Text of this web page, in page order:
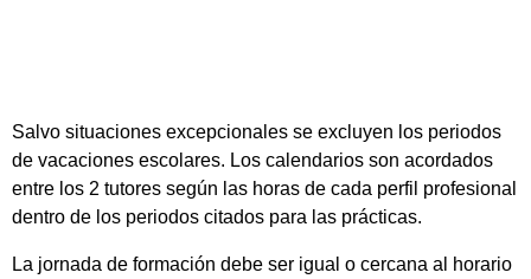
Salvo situaciones excepcionales se excluyen los periodos
de vacaciones escolares. Los calendarios son acordados
entre los 2 tutores según las horas de cada perfil profesional
dentro de los periodos citados para las prácticas.
La jornada de formación debe ser igual o cercana al horario